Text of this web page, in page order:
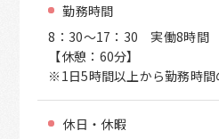
勤務時間
8：30～17：30 実働8時間
【休憩：60分】
※1日5時間以上から勤務時間
休日・休暇